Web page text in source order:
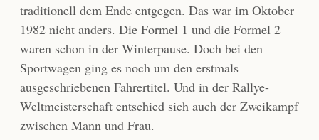
traditionell dem Ende entgegen. Das war im Oktober
1982 nicht anders. Die Formel 1 und die Formel 2
waren schon in der Winterpause. Doch bei den
Sportwagen ging es noch um den erstmals
ausgeschriebenen Fahrertitel. Und in der Rallye-
Weltmeisterschaft entschied sich auch der Zweikampf
zwischen Mann und Frau.